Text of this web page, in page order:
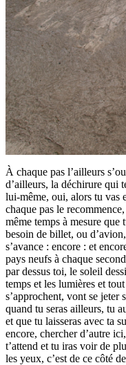
À chaque pas l’ailleurs
d’ailleurs, la déchirure qui
lui-même, oui, alors tu vas
chaque pas le
même temps à mesure que
besoin de billet, ou
s’avance : encore : et
pays neufs à chaque
par dessus toi, le soleil
temps et les lumières et
s’approchent, vont se jeter
quand tu seras ailleurs, tu
et que tu laisseras avec ta
encore, chercher d’autre
t’attend et tu iras voir de
les yeux, c’est de ce côté